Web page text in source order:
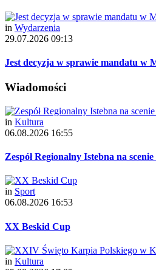
in Wydarzenia
29.07.2026 09:13
Jest decyzja w sprawie mandatu w
Wiadomości
in Kultura
06.08.2026 16:55
Zespół Regionalny Istebna na
in Sport
06.08.2026 16:53
XX Beskid Cup
in Kultura